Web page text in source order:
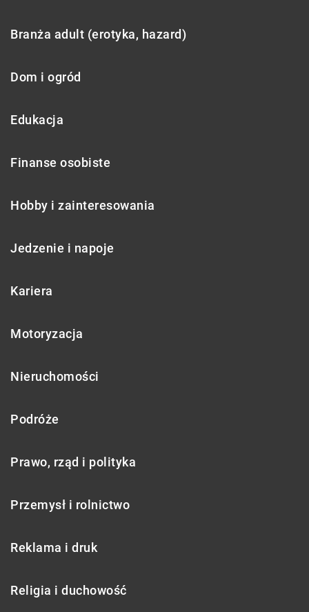
Branża adult (erotyka, hazard)
Dom i ogród
Edukacja
Finanse osobiste
Hobby i zainteresowania
Jedzenie i napoje
Kariera
Motoryzacja
Nieruchomości
Podróże
Prawo, rząd i polityka
Przemysł i rolnictwo
Reklama i druk
Religia i duchowość